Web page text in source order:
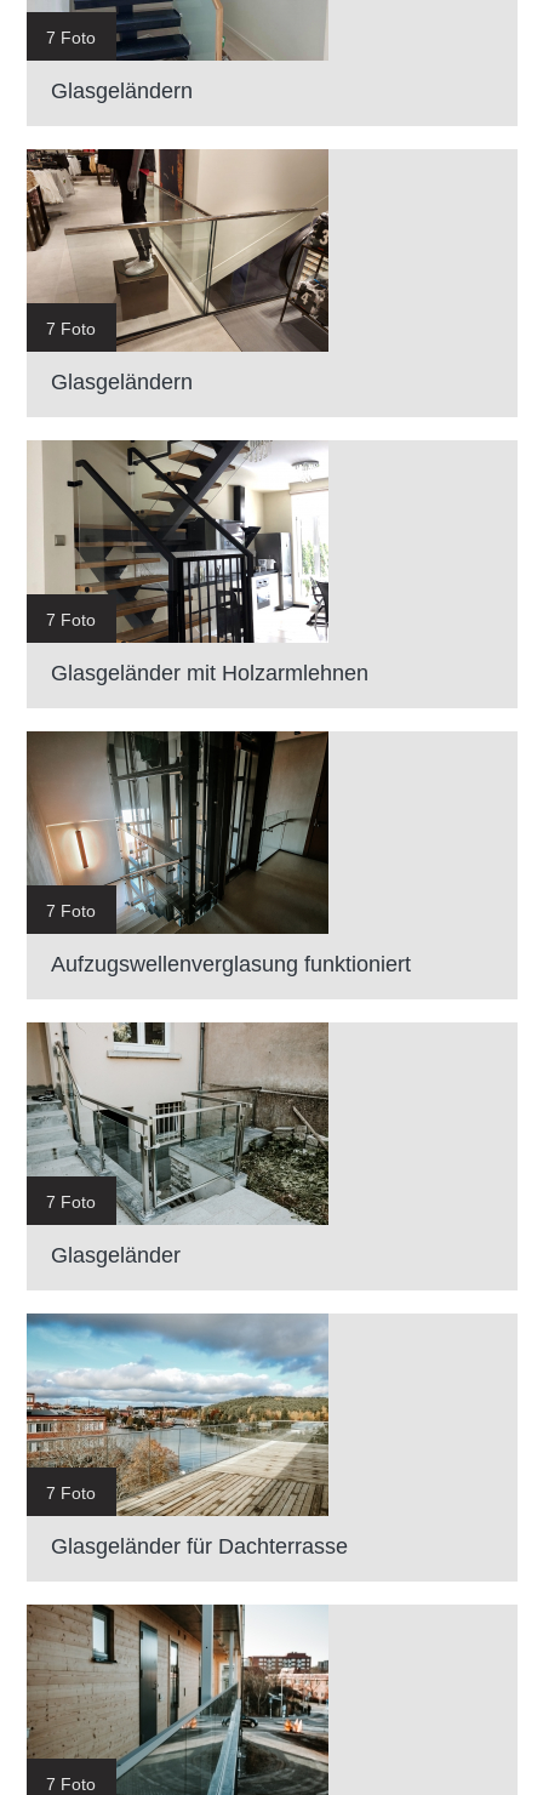
7 Foto
Glasgeländern
7 Foto
Glasgeländern
7 Foto
Glasgeländer mit Holzarmlehnen
7 Foto
Aufzugswellenverglasung funktioniert
7 Foto
Glasgeländer
7 Foto
Glasgeländer für Dachterrasse
7 Foto